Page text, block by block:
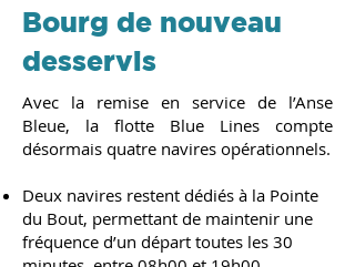
Bourg de nouveau
desservis
Avec la remise en service de l’Anse
Bleue, la flotte Blue Lines compte
désormais quatre navires opérationnels.
Deux navires restent dédiés à la Pointe
du Bout, permettant de maintenir une
fréquence d’un départ toutes les 30